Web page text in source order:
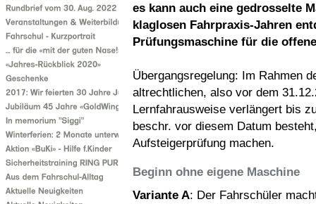
es kann auch eine gedrosselte
klaglosen Fahrpraxis-Jahren
Prüfungsmaschine für die
Übergangsregelung: Im Rahmen
altrechtlichen, also vor dem
Lernfahrausweise verlängert bis
beschr. vor diesem Datum
Aufsteigerprüfung machen.
Beginn ohne eigene Maschine
Variante A: Der Fahrschüler